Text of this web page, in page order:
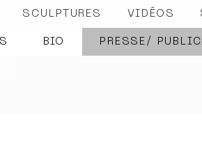
BIO PRESSE/
SCULPTURES VIDÉOS